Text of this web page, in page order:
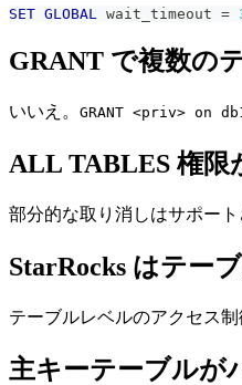
SET GLOBAL wait_timeout =
GRANT で複数の
いいえ。 GRANT <priv> on
ALL TABLES 権限
部分的な取り消しはサポー
StarRocks はテー
テーブルレベルのアクセス
主キーテーブルが